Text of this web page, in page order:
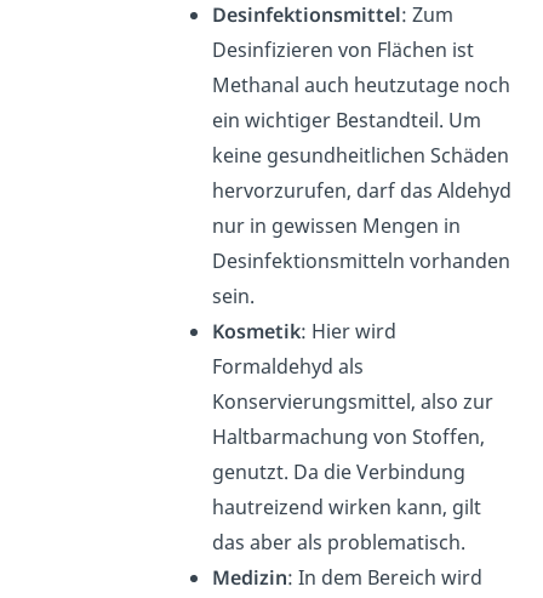
Desinfektionsmittel: Zum
Desinfizieren von Flächen ist
Methanal auch heutzutage noch
ein wichtiger Bestandteil. Um
keine gesundheitlichen Schäden
hervorzurufen, darf das Aldehyd
nur in gewissen Mengen in
Desinfektionsmitteln vorhanden
sein.
Kosmetik: Hier wird
Formaldehyd als
Konservierungsmittel, also zur
Haltbarmachung von Stoffen,
genutzt. Da die Verbindung
hautreizend wirken kann, gilt
das aber als problematisch.
Medizin: In dem Bereich wird